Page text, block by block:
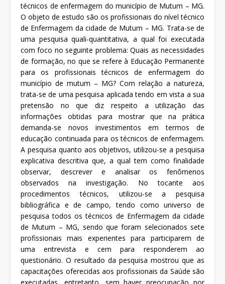
técnicos de enfermagem do município de Mutum – MG.
O objeto de estudo são os profissionais do nível técnico
de Enfermagem da cidade de Mutum – MG. Trata-se de
uma pesquisa quali-quantitativa, a qual foi executada
com foco no seguinte problema: Quais as necessidades
de formação, no que se refere à Educação Permanente
para os profissionais técnicos de enfermagem do
município de mutum – MG? Com relação a natureza,
trata-se de uma pesquisa aplicada tendo em vista a sua
pretensão no que diz respeito a utilização das
informações obtidas para mostrar que na prática
demanda-se novos investimentos em termos de
educação continuada para os técnicos de enfermagem.
A pesquisa quanto aos objetivos, utilizou-se a pesquisa
explicativa descritiva que, a qual tem como finalidade
observar, descrever e analisar os fenômenos
observados na investigação. No tocante aos
procedimentos técnicos, utilizou-se a pesquisa
bibliográfica e de campo, tendo como universo de
pesquisa todos os técnicos de Enfermagem da cidade
de Mutum – MG, sendo que foram selecionados sete
profissionais mais experientes para participarem de
uma entrevista e cem para responderem ao
questionário. O resultado da pesquisa mostrou que as
capacitações oferecidas aos profissionais da Saúde são